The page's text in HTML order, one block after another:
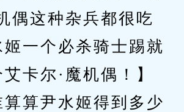
偶这种杂兵都很吃
一个必杀骑士踢就
卡尔·魔机偶！】
尹水姬得到多少